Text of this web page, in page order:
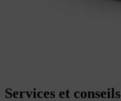
Services et conseils